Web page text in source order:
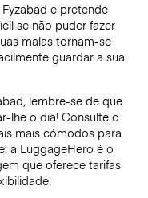
e pretende
se não puder fazer
malas tornam-se
guardar a sua
lembre-se de que
lhe o dia! Consulte o
mais cómodos para
a LuggageHero é o
que oferece tarifas